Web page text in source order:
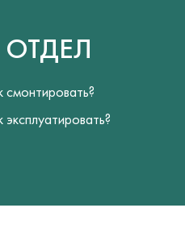
ОТДЕЛ
смонтировать?
эксплуатировать?